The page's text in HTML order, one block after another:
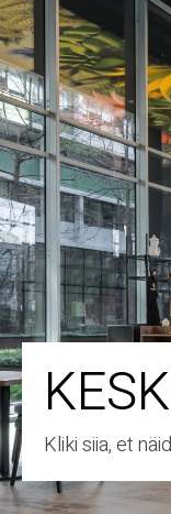
Kliki siia, et